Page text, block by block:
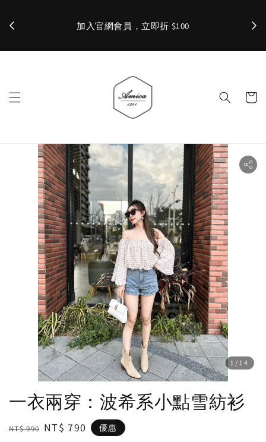
加入官網會員，立即折 $100 ✨
1 /14
一衣兩穿：波希系小點雪紡衫
Regular
NT$ 990 Sale
NT$ 790 優惠